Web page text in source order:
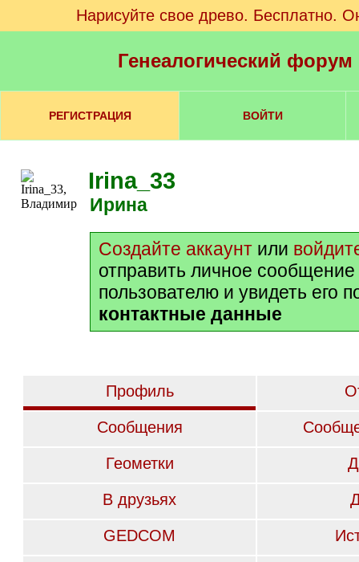
Нарисуйте свое древо. Бесплатно.
Генеалогический
РЕГИСТРАЦИЯ ВОЙТИ
Irina_33
Ирина
Создайте аккаунт или
отправить личное сообщение
пользователю и увидеть его
контактные данные
Профиль
Сообщения
Геометки
В друзьях
GEDCOM